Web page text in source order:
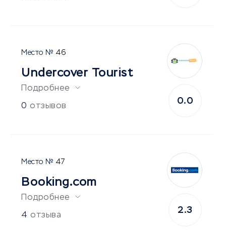
46
Undercover Tourist
Подробнее
0 отзывов
0.0
47
Booking.com
Подробнее
4 отзыва
2.3